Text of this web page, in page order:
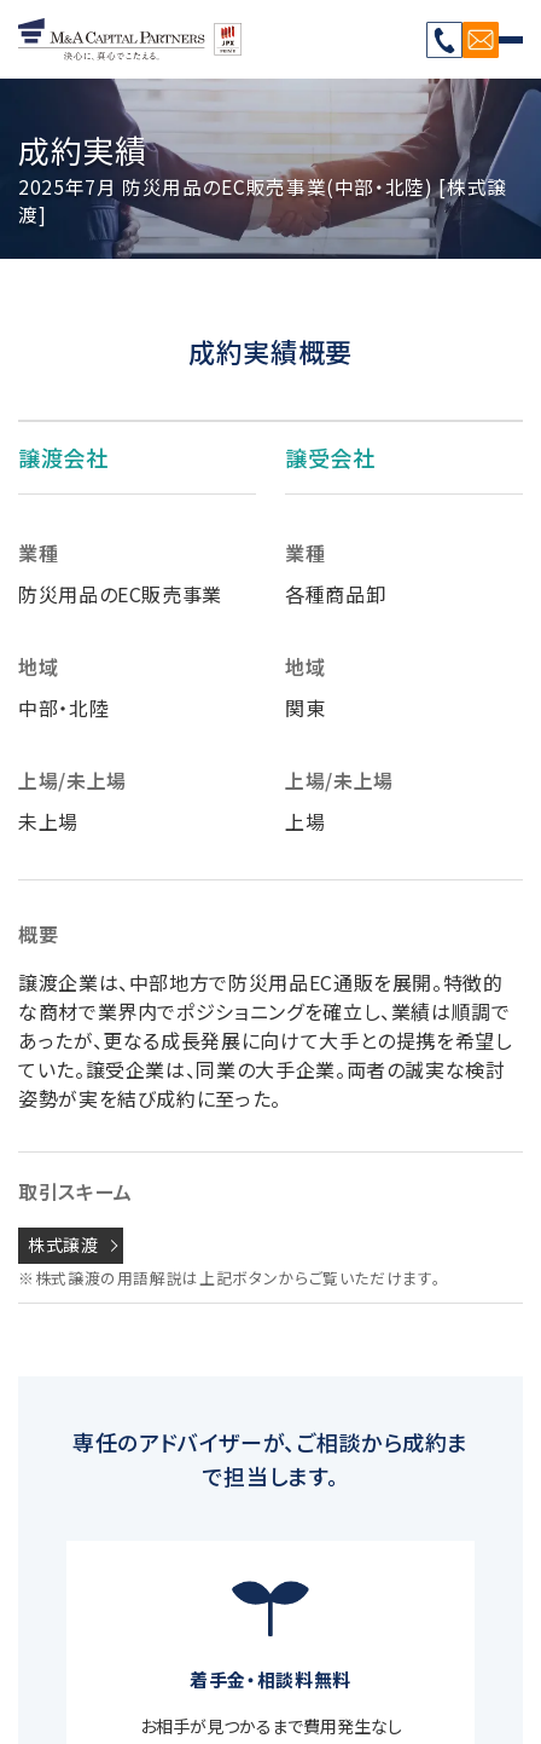
成約実績
2025年7月 防災用品のEC販売事業(中部・北陸) [株式譲
渡]
成約実績概要
譲渡会社
業種
防災用品のEC販売事業
地域
中部・北陸
上場/未上場
未上場
譲受会社
業種
各種商品卸
地域
関東
上場/未上場
上場
概要
譲渡企業は、中部地方で防災用品EC通販を展開。特徴的
な商材で業界内でポジショニングを確立し、業績は順調で
あったが、更なる成長発展に向けて大手との提携を希望し
ていた。譲受企業は、同業の大手企業。両者の誠実な検討
姿勢が実を結び成約に至った。
取引スキーム
株式譲渡
※株式譲渡の用語解説は上記ボタンからご覧いただけます。
専任のアドバイザーが、ご相談から成約ま
で担当します。
着手金・相談料無料
お相手が見つかるまで費用発生なし